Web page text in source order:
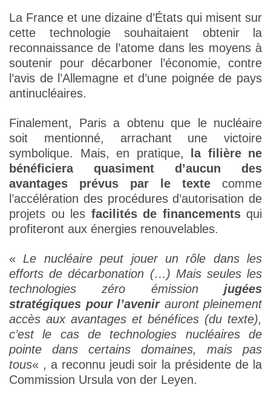
La France et une dizaine d’États qui misent sur
cette technologie souhaitaient obtenir la
reconnaissance de l’atome dans les moyens à
soutenir pour décarboner l’économie, contre
l’avis de l’Allemagne et d’une poignée de pays
antinucléaires.
Finalement, Paris a obtenu que le nucléaire
soit mentionné, arrachant une victoire
symbolique. Mais, en pratique,
la filière ne
bénéficiera quasiment d’aucun des
avantages prévus par le texte comme
l’accélération des procédures d’autorisation de
projets ou les facilités de financementsqui
profiteront aux énergies renouvelables.
« Le nucléaire peut jouer un rôle dans les
efforts de décarbonation (…) Mais seules les
technologies zéro émission jugées
stratégiques pour l’avenirauront pleinement
accès aux avantages et bénéfices (du texte),
c’est le cas de technologies nucléaires de
pointe dans certains domaines, mais pas
tous« , a reconnu jeudi soir la présidente de la
Commission Ursula von der Leyen.